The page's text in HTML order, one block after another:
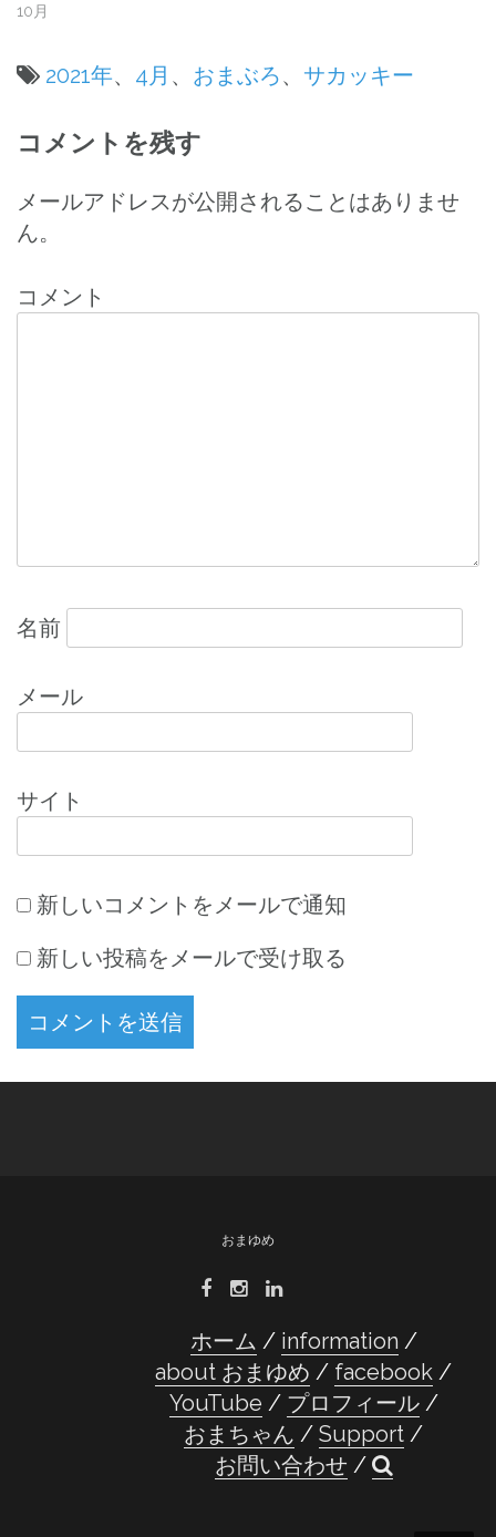
10月
2021年、 4月 、 おまぶろ、 サカッキー
稿
ナ
ビ
ゲ
コメントを残す
メールアドレスが公開されることはありませ
ん。
コメント
名前
メール
サイト
新しいコメントをメールで通知
新しい投稿をメールで受け取る
おまゆめ
ホーム
information
about おまゆめ
facebook
YouTube
プロフィール
おまちゃん
Support
お問い合わせ